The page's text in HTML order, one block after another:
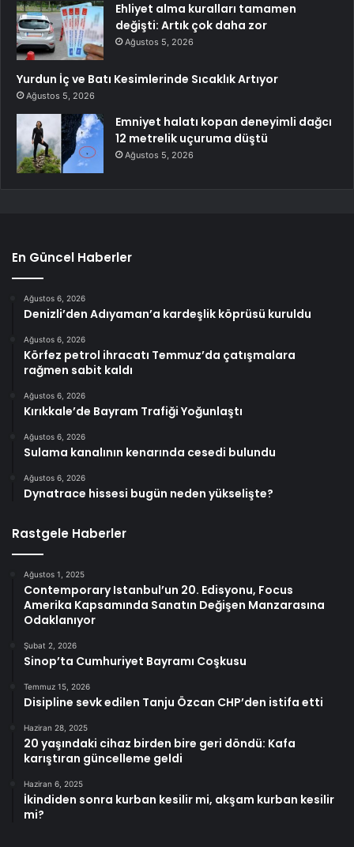
Ehliyet alma kuralları tamamen
değişti: Artık çok daha zor
Ağustos 5, 2026
Yurdun İç ve Batı Kesimlerinde Sıcaklık Artıyor
Ağustos 5, 2026
Emniyet halatı kopan deneyimli dağcı
12 metrelik uçuruma düştü
Ağustos 5, 2026
En Güncel Haberler
Ağustos 6, 2026
Denizli’den Adıyaman’a kardeşlik köprüsü kuruldu
Ağustos 6, 2026
Körfez petrol ihracatı Temmuz’da çatışmalara
rağmen sabit kaldı
Ağustos 6, 2026
Kırıkkale’de Bayram Trafiği Yoğunlaştı
Ağustos 6, 2026
Sulama kanalının kenarında cesedi bulundu
Ağustos 6, 2026
Dynatrace hissesi bugün neden yükselişte?
Rastgele Haberler
Ağustos 1, 2025
Contemporary Istanbul’un 20. Edisyonu, Focus
Amerika Kapsamında Sanatın Değişen Manzarasına
Odaklanıyor
Şubat 2, 2026
Sinop’ta Cumhuriyet Bayramı Coşkusu
Temmuz 15, 2026
Disipline sevk edilen Tanju Özcan CHP’den istifa etti
Haziran 28, 2025
20 yaşındaki cihaz birden bire geri döndü: Kafa
karıştıran güncelleme geldi
Haziran 6, 2025
İkindiden sonra kurban kesilir mi, akşam kurban kesilir
mi?